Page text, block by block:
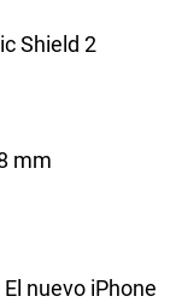
Shield 2
mm
nuevo iPhone